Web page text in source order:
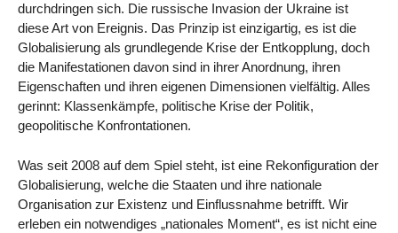
durchdringen sich. Die russische Invasion der Ukraine ist
diese Art von Ereignis. Das Prinzip ist einzigartig, es ist die
Globalisierung als grundlegende Krise der Entkopplung, doch
die Manifestationen davon sind in ihrer Anordnung, ihren
Eigenschaften und ihren eigenen Dimensionen vielfältig. Alles
gerinnt: Klassenkämpfe, politische Krise der Politik,
geopolitische Konfrontationen.
Was seit 2008 auf dem Spiel steht, ist eine Rekonfiguration der
Globalisierung, welche die Staaten und ihre nationale
Organisation zur Existenz und Einflussnahme betrifft. Wir
erleben ein notwendiges „nationales Moment“, es ist nicht eine